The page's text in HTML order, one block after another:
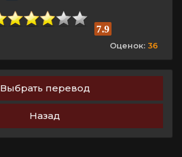
7.9
Оценок: 36
Выбрать перевод
Назад